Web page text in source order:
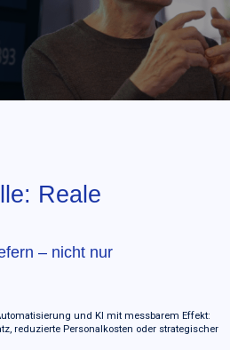
Reale
– nicht nur
und KI mit messbarem Effekt:
reduzierte Personalkosten oder strategischer